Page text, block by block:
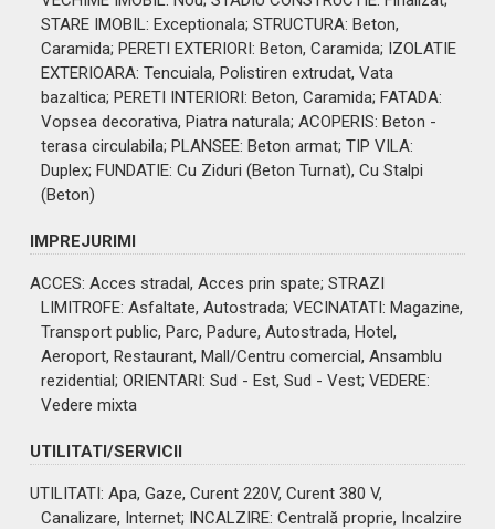
STARE IMOBIL: Exceptionala; STRUCTURA: Beton,
Caramida; PERETI EXTERIORI: Beton, Caramida; IZOLATIE
EXTERIOARA: Tencuiala, Polistiren extrudat, Vata
bazaltica; PERETI INTERIORI: Beton, Caramida; FATADA:
Vopsea decorativa, Piatra naturala; ACOPERIS: Beton -
terasa circulabila; PLANSEE: Beton armat; TIP VILA:
Duplex; FUNDATIE: Cu Ziduri (Beton Turnat), Cu Stalpi
(Beton)
IMPREJURIMI
ACCES: Acces stradal, Acces prin spate; STRAZI
LIMITROFE: Asfaltate, Autostrada; VECINATATI: Magazine,
Transport public, Parc, Padure, Autostrada, Hotel,
Aeroport, Restaurant, Mall/Centru comercial, Ansamblu
rezidential; ORIENTARI: Sud - Est, Sud - Vest; VEDERE:
Vedere mixta
UTILITATI/SERVICII
UTILITATI: Apa, Gaze, Curent 220V, Curent 380 V,
Canalizare, Internet; INCALZIRE: Centrală proprie, Incalzire